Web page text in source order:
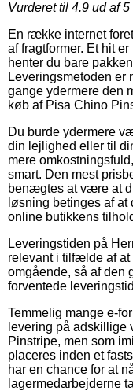
Vurderet til 4.9 ud af 5
En række internet
af fragtformer. Et hit
henter du bare
Leveringsmetoden
gange ydermere den
køb af Pisa Chino
Du burde ydermere
din lejlighed eller til
mere
smart. Den mest
benægtes at være at
løsning betinges af
online butikkens
Leveringstiden på
relevant i tilfælde af
omgående, så af den
forventede
Temmelig mange e-
levering på adskillige
Pinstripe, men som
placeres inden et
har en chance for at
lagermedarbejderne